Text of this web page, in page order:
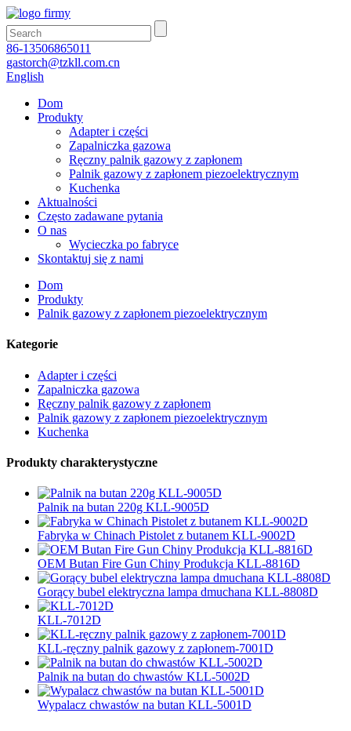
86-13506865011
gastorch@tzkll.com.cn
English
Dom
Produkty
Adapter i części
Zapalniczka gazowa
Ręczny palnik gazowy z zapłonem
Palnik gazowy z zapłonem piezoelektrycznym
Kuchenka
Aktualności
Często zadawane pytania
O nas
Wycieczka po fabryce
Skontaktuj się z nami
Dom
Produkty
Palnik gazowy z zapłonem piezoelektrycznym
Kategorie
Adapter i części
Zapalniczka gazowa
Ręczny palnik gazowy z zapłonem
Palnik gazowy z zapłonem piezoelektrycznym
Kuchenka
Produkty charakterystyczne
Palnik na butan 220g KLL-9005D
Fabryka w Chinach Pistolet z butanem KLL-9002D
OEM Butan Fire Gun Chiny Produkcja KLL-8816D
Gorący bubel elektryczna lampa dmuchana KLL-8808D
KLL-7012D
KLL-ręczny palnik gazowy z zapłonem-7001D
Palnik na butan do chwastów KLL-5002D
Wypalacz chwastów na butan KLL-5001D